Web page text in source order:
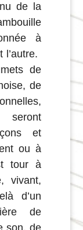
de la
à
de
de
et
ou à
tour à
vivant,
d’un
de